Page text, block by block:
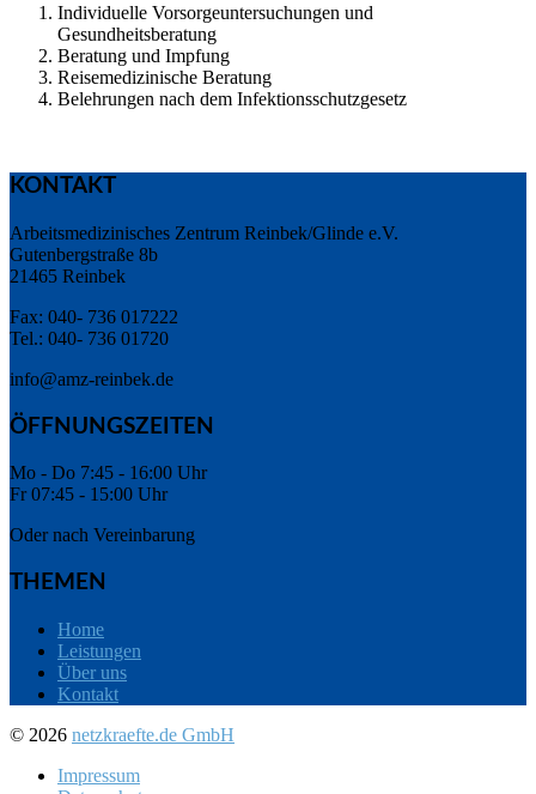
Individuelle Vorsorgeuntersuchungen und
Gesundheitsberatung
Beratung und Impfung
Reisemedizinische Beratung
Belehrungen nach dem Infektionsschutzgesetz
KONTAKT
Arbeitsmedizinisches Zentrum Reinbek/Glinde e.V.
Gutenbergstraße 8b
21465 Reinbek
Fax: 040- 736 017222
Tel.: 040- 736 01720
info@amz-reinbek.de
ÖFFNUNGSZEITEN
Mo - Do 7:45 - 16:00 Uhr
Fr 07:45 - 15:00 Uhr
Oder nach Vereinbarung
THEMEN
Home
Leistungen
Über uns
Kontakt
© 2026 netzkraefte.de GmbH
Impressum